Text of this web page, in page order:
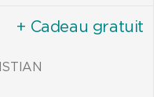
+ Cadeau gratuit